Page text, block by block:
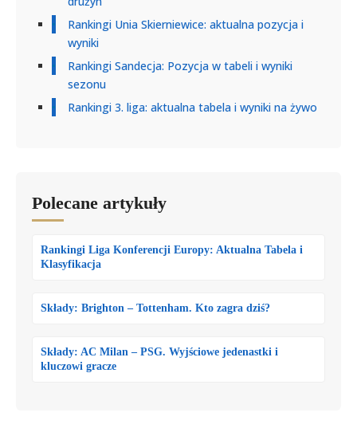
Rankingi Unia Skierniewice: aktualna pozycja i
wyniki
Rankingi Sandecja: Pozycja w tabeli i wyniki
sezonu
Rankingi 3. liga: aktualna tabela i wyniki na żywo
Polecane artykuły
Rankingi Liga Konferencji Europy: Aktualna Tabela i
Klasyfikacja
Składy: Brighton – Tottenham. Kto zagra dziś?
Składy: AC Milan – PSG. Wyjściowe jedenastki i
kluczowi gracze